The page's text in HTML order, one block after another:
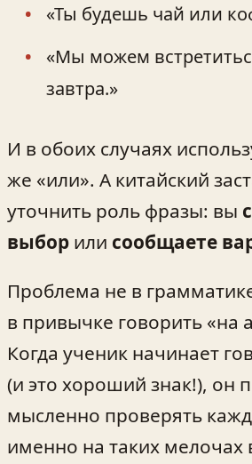
«Ты будешь чай или
«Мы можем
завтра.»
И в обоих случаях
же «или». А китайский
уточнить роль фразы: вы
выбор или сообщаете
Проблема не в
в привычке говорить «на
Когда ученик начинает
(и это хороший знак!), он
мысленно проверять
именно на таких мелочах